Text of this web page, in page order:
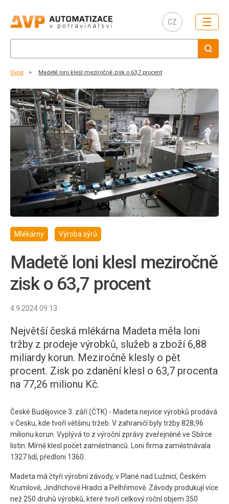
CZ ☰
Úvod Madetě loni klesl meziročně zisk o 63,7 procent
Mlékárny Výroba sýrů
Madetě loni klesl meziročně
zisk o 63,7 procent
4.9.2024 09:13
Největší česká mlékárna Madeta měla loni
tržby z prodeje výrobků, služeb a zboží 6,88
miliardy korun. Meziročně klesly o pět
procent. Zisk po zdanění klesl o 63,7 procenta
na 77,26 milionu Kč.
České Budějovice 3. září (ČTK) - Madeta nejvíce výrobků prodává
v Česku, kde tvoří většinu tržeb. V zahraničí byly tržby 828,96
milionu korun. Vyplývá to z výroční zprávy zveřejněné ve Sbírce
listin. Mírně klesl počet zaměstnanců. Loni firma zaměstnávala
1327 lidí, předloni 1360.
Madeta má čtyři výrobní závody, v Plané nad Lužnicí, Českém
Krumlově, Jindřichově Hradci a Pelhřimově. Závody produkují více
než 250 druhů výrobků, které tvoří celkový roční objem 350